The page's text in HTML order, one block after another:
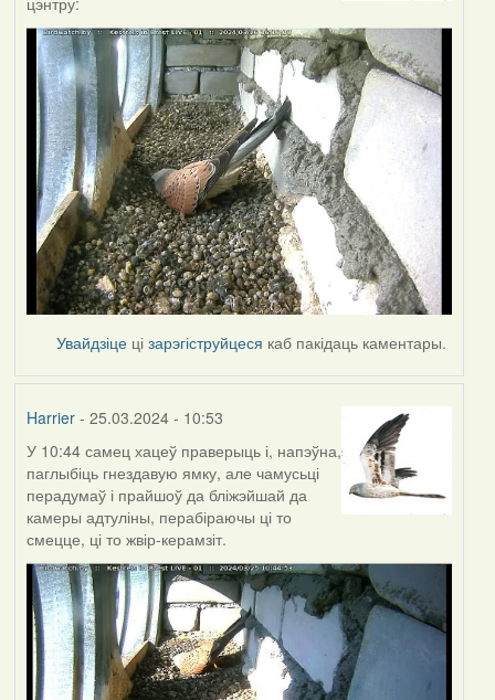
Увайдзіце цізарэгіструйцеся каб пакідаць каментары.
Harrier- 25.03.2024 - 10:53
У 10:44 самец хацеў праверыць і, напэўна,
паглыбіць гнездавую ямку, але чамусьці
перадумаў і прайшоў да бліжэйшай да
камеры адтуліны, перабіраючы ці то
смецце, ці то жвір-керамзіт.